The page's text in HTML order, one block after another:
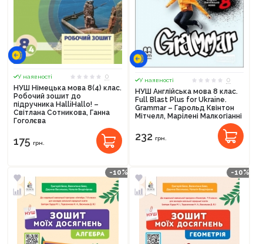
У наявності
0
НУШ Німецька мова 8(4) клас.
Робочий зошит до
підручника HalliHallo! –
Світлана Сотникова, Ганна
Гоголєва
175 грн.
У наявності
0
НУШ Англійська мова 8 клас.
Full Blast Plus for Ukraine.
Grammar – Гарольд Квінтон
Мітчелл, Марілені Малкогіанні
232 грн.
-10% -10%